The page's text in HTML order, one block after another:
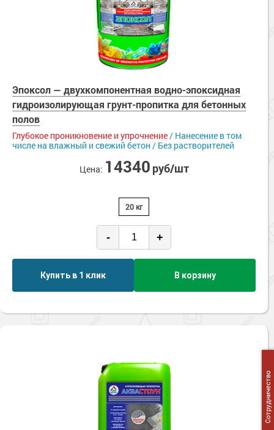
Эпоксол — двухкомпонентная водно-эпоксидная
гидроизолирующая грунт-пропитка для бетонных
полов
Глубокое проникновение и упрочнение/ Нанесение в том
числе на влажный и свежий бетон / Без растворителей
Цена: 14340 руб/шт
20 кг
- +
Купить в 1 клик В корзину
Сотрудничество